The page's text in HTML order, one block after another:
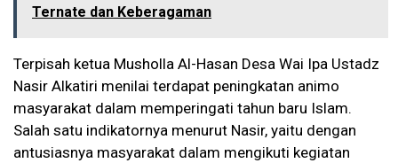
Ternate dan Keberagaman
Terpisah ketua Musholla Al-Hasan Desa Wai Ipa Ustadz
Nasir Alkatiri menilai terdapat peningkatan animo
masyarakat dalam memperingati tahun baru Islam.
Salah satu indikatornya menurut Nasir, yaitu dengan
antusiasnya masyarakat dalam mengikuti kegiatan